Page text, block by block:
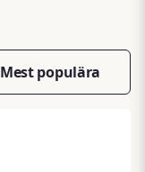
Mest populära